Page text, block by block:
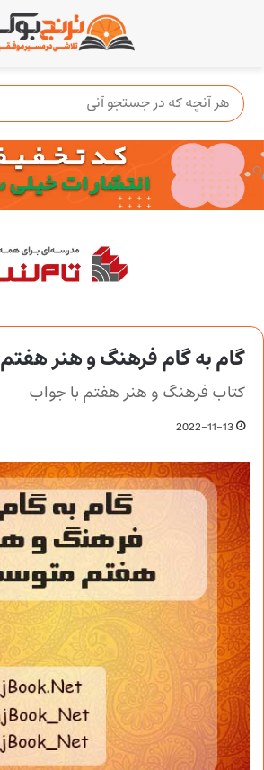
گام به گام فرهنگ و هنر هفتم
کتاب فرهنگ و هنر هفتم با جواب
2022-11-13